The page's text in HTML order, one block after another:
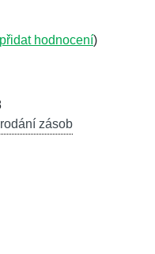
přidat hodnocení)
zásob